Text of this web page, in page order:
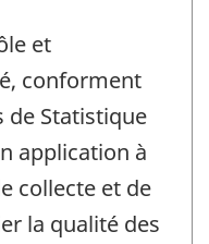
et
conforment
de Statistique
application à
collecte et de
la qualité des